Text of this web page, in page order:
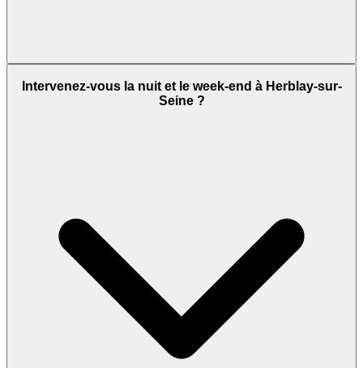
Intervenez-vous la nuit et le week-end à Herblay-sur-
Seine ?